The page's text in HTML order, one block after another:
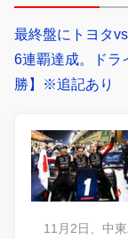
最終盤にトヨタ
6連覇達成。ドラ
勝】※追記あり
11月2日、中東